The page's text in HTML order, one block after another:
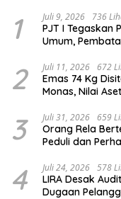
1 Juli 9, 2026 736
PJT I Tegaskan
Umum,
2 Juli 11, 2026 672
Emas 74 Kg
Monas, Nilai
3 Juli 31, 2026 659
Orang Rela
Peduli dan
4 Juli 24, 2026 578
LIRA Desak
Dugaan